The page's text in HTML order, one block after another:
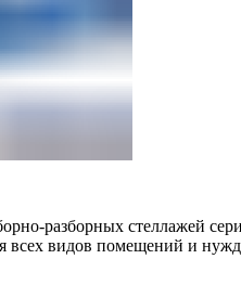
разборных стеллажей
всех видов помещений и